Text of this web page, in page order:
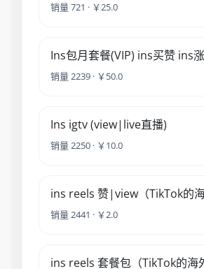
销量 721 · ￥25.0
Ins包月套餐(VIP) ins买赞 ins
销量 2239 · ￥50.0
Ins igtv (view|live直播)
销量 2250 · ￥10.0
ins reels 赞|view（TikTok的海
销量 2441 · ￥2.0
ins reels 套餐包（TikTok的海